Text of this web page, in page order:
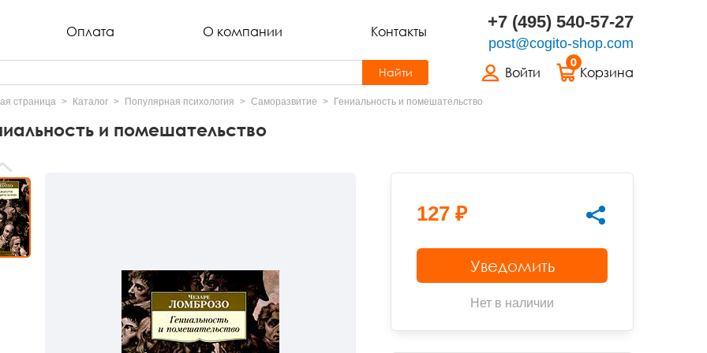
Оплата О компании Контакты +7 (495) 540-57-27
post@cogito-shop.com
Войти
0
Корзина
Найти
страница Каталог Популярная психология Саморазвитие Гениальность и помешательство
и помешательство
127 ₽
Уведомить
Нет в наличии